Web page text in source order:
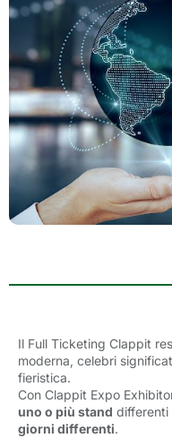
Il Full Ticketing Clappit
moderna, celebri
fieristica.
Con Clappit Expo
uno o più stand differenti
giorni differenti.